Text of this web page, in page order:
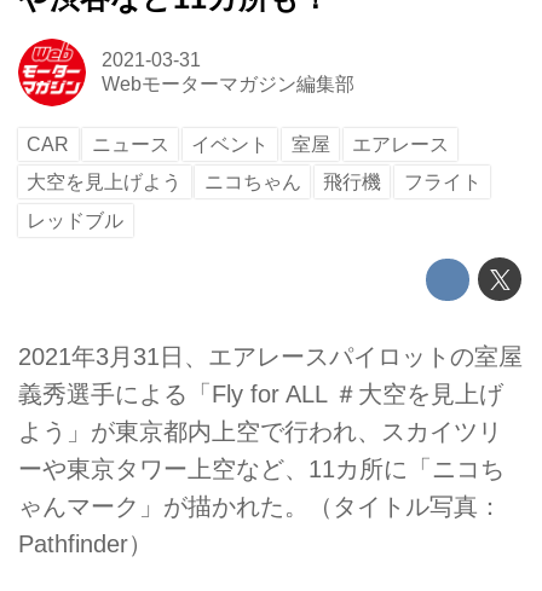
2021-03-31
Webモーターマガジン編集部
CAR ニュース イベント 室屋
エアレース
大空を見上げよう
ニコちゃん 飛行機
フライト
レッドブル
2021年3月31日、エアレースパイロットの室屋
義秀選手による「Fly for ALL ＃大空を見上げ
よう」が東京都内上空で行われ、スカイツリ
ーや東京タワー上空など、11カ所に「ニコち
ゃんマーク」が描かれた。（タイトル写真：
Pathfinder）